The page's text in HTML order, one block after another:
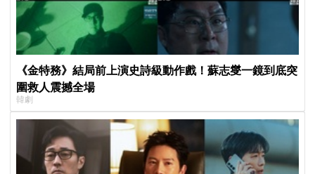
《金特務》結局前上演史詩級動作戲！蘇志燮一鏡到底突
圍救人震撼全場
韓劇